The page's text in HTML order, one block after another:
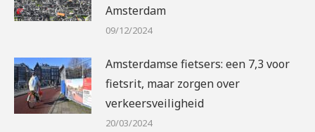
Amsterdam
09/12/2024
Amsterdamse fietsers: een 7,3 voor
fietsrit, maar zorgen over
verkeersveiligheid
20/03/2024